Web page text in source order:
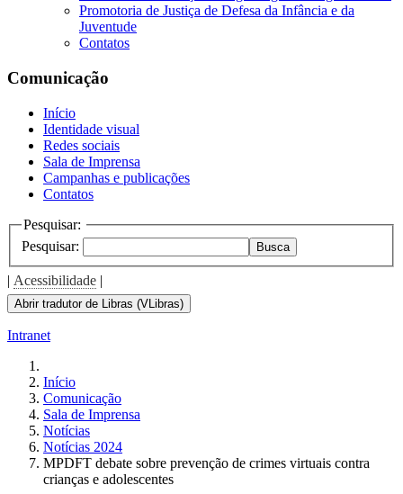
Promotoria de Justiça de Defesa da Infância e da
Juventude
Contatos
Comunicação
Início
Identidade visual
Redes sociais
Sala de Imprensa
Campanhas e publicações
Contatos
Pesquisar:
Pesquisar:
Busca
| Acessibilidade |
Abrir tradutor de Libras (VLibras)
Intranet
Início
Comunicação
Sala de Imprensa
Notícias
Notícias 2024
MPDFT debate sobre prevenção de crimes virtuais contra
crianças e adolescentes